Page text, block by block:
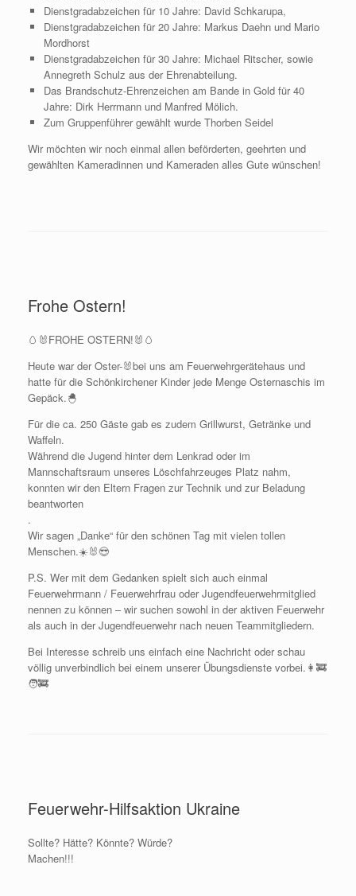
Dienstgradabzeichen für 10 Jahre: David Schkarupa,
Dienstgradabzeichen für 20 Jahre: Markus Daehn und Mario
Mordhorst
Dienstgradabzeichen für 30 Jahre: Michael Ritscher, sowie
Annegreth Schulz aus der Ehrenabteilung.
Das Brandschutz-Ehrenzeichen am Bande in Gold für 40
Jahre: Dirk Herrmann und Manfred Mölich.
Zum Gruppenführer gewählt wurde Thorben Seidel
Wir möchten wir noch einmal allen beförderten, geehrten und
gewählten Kameradinnen und Kameraden alles Gute wünschen!
Frohe Ostern!
🥚🐰FROHE OSTERN!🐰🥚
Heute war der Oster-🐰bei uns am Feuerwehrgerätehaus und
hatte für die Schönkirchener Kinder jede Menge Osternaschis im
Gepäck.🐣
Für die ca. 250 Gäste gab es zudem Grillwurst, Getränke und
Waffeln.
Während die Jugend hinter dem Lenkrad oder im
Mannschaftsraum unseres Löschfahrzeuges Platz nahm,
konnten wir den Eltern Fragen zur Technik und zur Beladung
beantworten
.
Wir sagen „Danke“ für den schönen Tag mit vielen tollen
Menschen.☀️🐰😎
P.S. Wer mit dem Gedanken spielt sich auch einmal
Feuerwehrmann / Feuerwehrfrau oder Jugendfeuerwehrmitglied
nennen zu können – wir suchen sowohl in der aktiven Feuerwehr
als auch in der Jugendfeuerwehr nach neuen Teammitgliedern.
Bei Interesse schreib uns einfach eine Nachricht oder schau
völlig unverbindlich bei einem unserer Übungsdienste vorbei.👩‍🚒
🧑‍🚒
Feuerwehr-Hilfsaktion Ukraine
Sollte? Hätte? Könnte? Würde?
Machen!!!